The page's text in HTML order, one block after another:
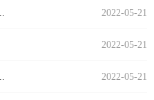
2022-05-21
2022-05-21
2022-05-21